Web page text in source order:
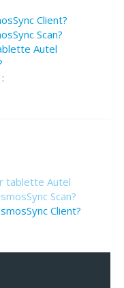
Client?
Scan?
Autel
tablette Autel
Scan?
Client?